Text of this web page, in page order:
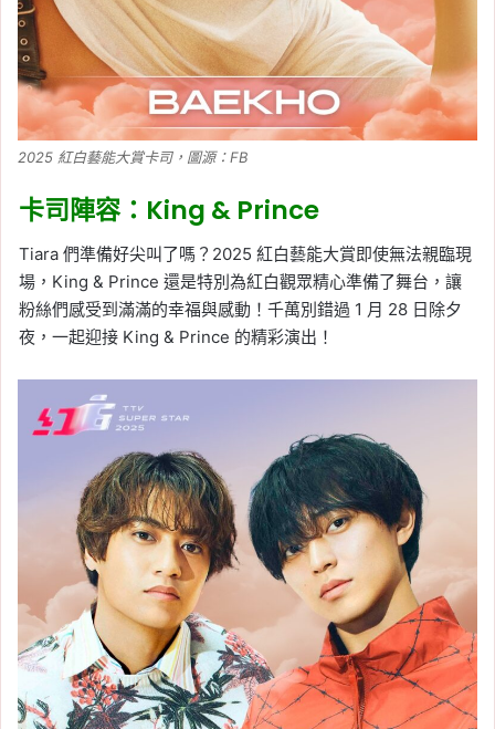
2025 紅白藝能大賞卡司，圖源：FB
卡司陣容：King & Prince
Tiara 們準備好尖叫了嗎？2025 紅白藝能大賞即使無法親臨現
場，King & Prince 還是特別為紅白觀眾精心準備了舞台，讓
粉絲們感受到滿滿的幸福與感動！千萬別錯過 1 月 28 日除夕
夜，一起迎接 King & Prince 的精彩演出！